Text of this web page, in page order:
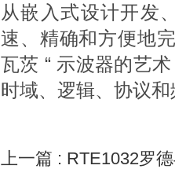
从嵌入式设计开发
速、精确和方便地
瓦茨 “ 示波器的艺术
时域、逻辑、协议
上一篇 : RTE1032罗